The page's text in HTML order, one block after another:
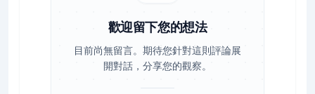
歡迎留下您的想法
目前尚無留言。期待您針對這則評論展
開對話，分享您的觀察。